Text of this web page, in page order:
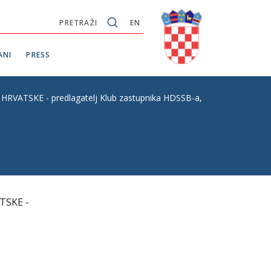
EN
PRETRAŽI
PRESS
- predlagatelj Klub zastupnika HDSSB-a, prvo čitanje,
-